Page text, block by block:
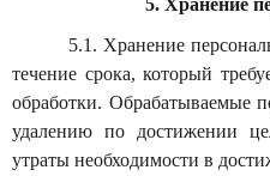
5. Хранение
5.1. Хранение
течение срока, который
обработки. Обрабатываемые
удалению по достижении
утраты необходимости в